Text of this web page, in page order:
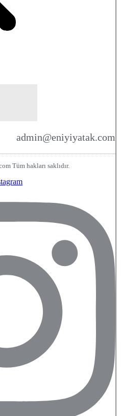
admin@eniyiyatak.com
Tüm hakları saklıdır.